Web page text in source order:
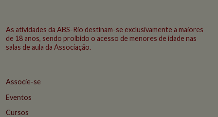
As atividades da ABS-Rio destinam-se exclusivamente a maiores
de 18 anos, sendo proibido o acesso de menores de idade nas
salas de aula da Associação.
Associe-se
Eventos
Cursos